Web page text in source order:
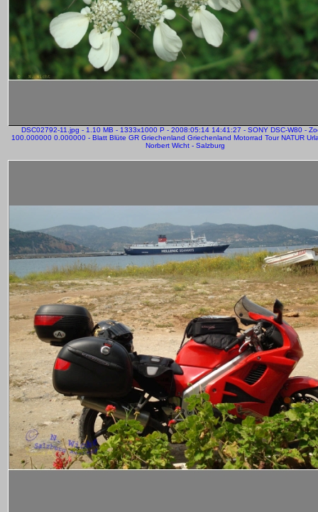
DSC02792-11.jpg - 1.10 MB - 1333x1000 P - 2008:05:14 14:41:27 - SONY DSC-W80 -
100.000000 0.000000 - Blatt Blüte GR Griechenland Griechenland Motorrad Tour NATUR
Norbert Wicht - Salzburg